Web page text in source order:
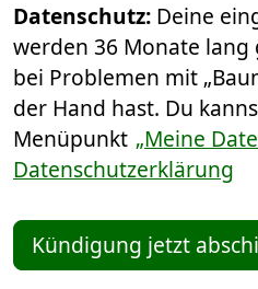
Datenschutz: Deine
werden 36 Monate
bei Problemen mit
der Hand hast. Du
Menüpunkt „Meine
Datenschutzerklärung
Kündigung jetzt